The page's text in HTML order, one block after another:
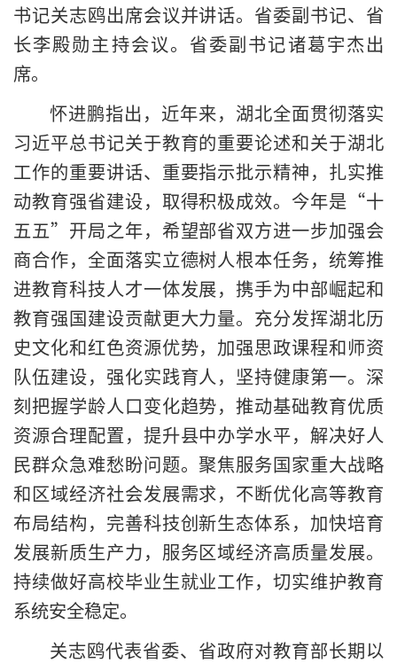
书记关志鸥出席会议并讲话。省委副书记、省
长李殿勋主持会议。省委副书记诸葛宇杰出
席。
怀进鹏指出，近年来，湖北全面贯彻落实
习近平总书记关于教育的重要论述和关于湖北
工作的重要讲话、重要指示批示精神，扎实推
动教育强省建设，取得积极成效。今年是“十
五五”开局之年，希望部省双方进一步加强会
商合作，全面落实立德树人根本任务，统筹推
进教育科技人才一体发展，携手为中部崛起和
教育强国建设贡献更大力量。充分发挥湖北历
史文化和红色资源优势，加强思政课程和师资
队伍建设，强化实践育人，坚持健康第一。深
刻把握学龄人口变化趋势，推动基础教育优质
资源合理配置，提升县中办学水平，解决好人
民群众急难愁盼问题。聚焦服务国家重大战略
和区域经济社会发展需求，不断优化高等教育
布局结构，完善科技创新生态体系，加快培育
发展新质生产力，服务区域经济高质量发展。
持续做好高校毕业生就业工作，切实维护教育
系统安全稳定。
关志鸥代表省委、省政府对教育部长期以